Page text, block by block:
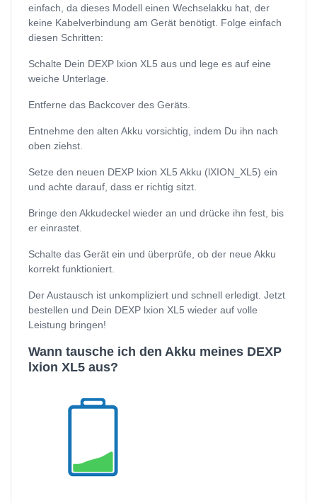
einfach, da dieses Modell einen Wechselakku hat, der
keine Kabelverbindung am Gerät benötigt. Folge einfach
diesen Schritten:
Schalte Dein DEXP lxion XL5 aus und lege es auf eine
weiche Unterlage.
Entferne das Backcover des Geräts.
Entnehme den alten Akku vorsichtig, indem Du ihn nach
oben ziehst.
Setze den neuen DEXP lxion XL5 Akku (lXION_XL5) ein
und achte darauf, dass er richtig sitzt.
Bringe den Akkudeckel wieder an und drücke ihn fest, bis
er einrastet.
Schalte das Gerät ein und überprüfe, ob der neue Akku
korrekt funktioniert.
Der Austausch ist unkompliziert und schnell erledigt. Jetzt
bestellen und Dein DEXP lxion XL5 wieder auf volle
Leistung bringen!
Wann tausche ich den Akku meines DEXP
lxion XL5 aus?